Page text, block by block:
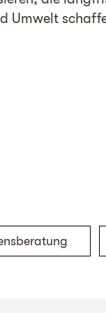
Umwelt